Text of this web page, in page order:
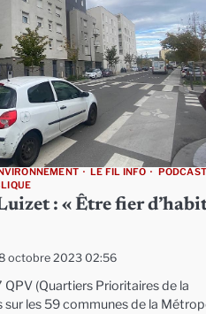
LE FIL INFO
: « Être fier
octobre 2023 02:56
(Quartiers Prioritaires de la
sur les 59 communes de la